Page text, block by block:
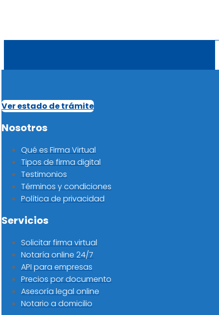
Ver estado de trámite
Nosotros
Qué es Firma Virtual
Tipos de firma digital
Testimonios
Términos y condiciones
Política de privacidad
Servicios
Solicitar firma virtual
Notaría online 24/7
API para empresas
Precios por documento
Asesoría legal online
Notario a domicilio